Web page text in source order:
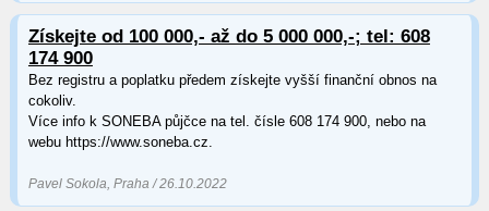
Získejte od 100 000,- až do 5 000 000,-; tel: 608
174 900
Bez registru a poplatku předem získejte vyšší finanční obnos na
cokoliv.
Více info k SONEBA půjčce na tel. čísle 608 174 900, nebo na
webu https://www.soneba.cz.
Pavel Sokola, Praha / 26.10.2022